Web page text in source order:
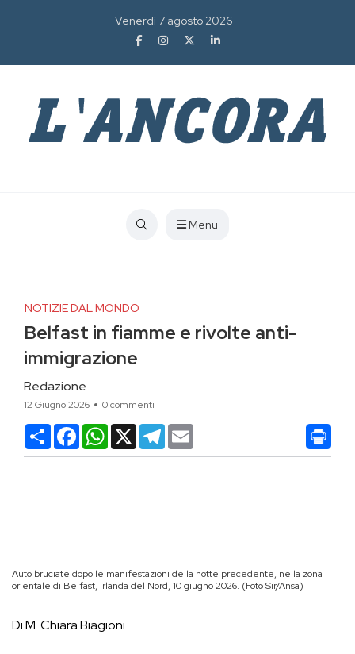
Venerdì 7 agosto 2026
Menu
NOTIZIE DAL MONDO
Belfast in fiamme e rivolte anti-
immigrazione
Redazione
12 Giugno 2026 0 commenti
CondividiFacebookWhatsApp
X Telegram
Auto bruciate dopo le manifestazioni della notte precedente, nella zona
orientale di Belfast, Irlanda del Nord, 10 giugno 2026. (Foto Sir/Ansa)
Di M. Chiara Biagioni